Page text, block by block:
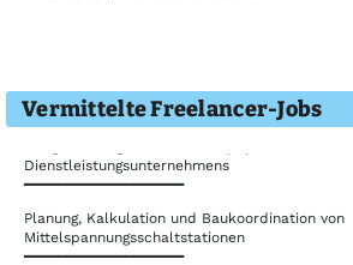
Vermittelte Freelancer-​Jobs
Dienstleistungsunternehmens
━━━━━━━━━━━━━━━━━━━
Planung, Kalkulation und Baukoordination von
Mittelspannungsschaltstationen
━━━━━━━━━━━━━━━━━━━